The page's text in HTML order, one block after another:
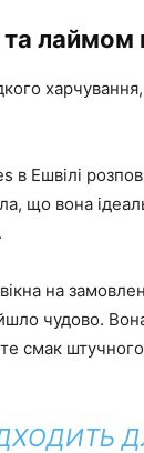
та
в Ешвілі
що вона
на
чудово.
смак